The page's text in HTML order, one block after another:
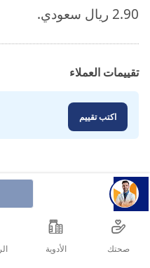
2.90 ريال سعودي.
تقييمات العملاء
اكتب تقييم
صحتك الأدوية